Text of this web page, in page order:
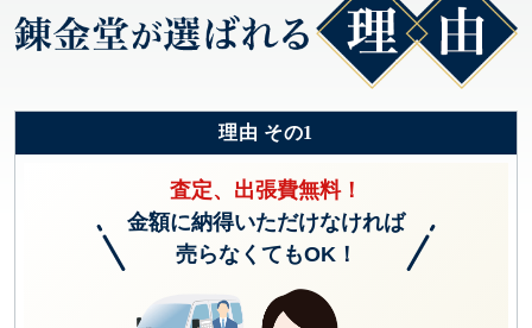
理由 その1
査定、出張費無料！
金額に納得いただけなければ
売らなくてもOK！